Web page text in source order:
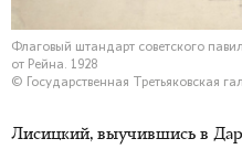
Флаговый штандарт советского
от Рейна. 1928
© Государственная Третьяковская
Лисицкий, выучившись в